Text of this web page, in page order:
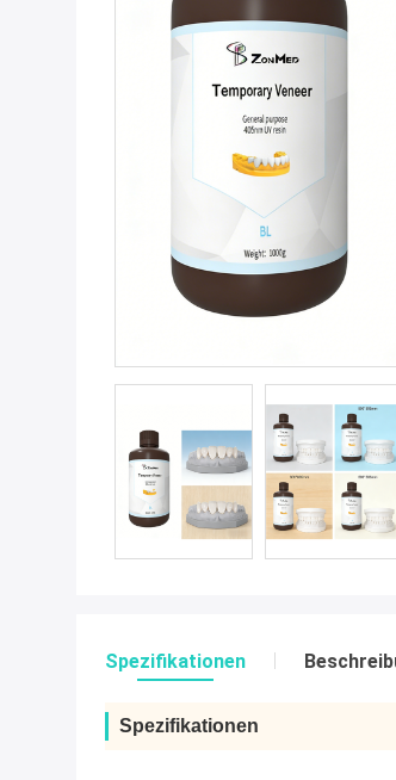
Spezifikationen
Spezifikationen